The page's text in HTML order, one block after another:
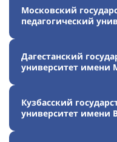
Московский
педагогический
Дагестанский
университет
Кузбасский
университет имени